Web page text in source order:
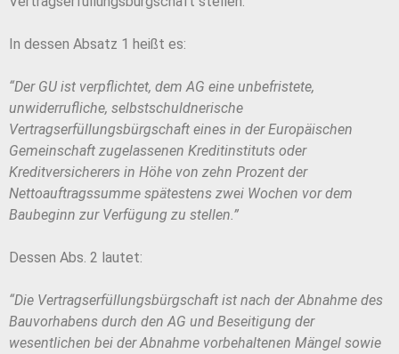
In dessen Absatz 1 heißt es:
“Der GU ist verpflichtet, dem AG eine unbefristete,
unwiderrufliche, selbstschuldnerische
Vertragserfüllungsbürgschaft eines in der Europäischen
Gemeinschaft zugelassenen Kreditinstituts oder
Kreditversicherers in Höhe von zehn Prozent der
Nettoauftragssumme spätestens zwei Wochen vor dem
Baubeginn zur Verfügung zu stellen.”
Dessen Abs. 2 lautet:
“Die Vertragserfüllungsbürgschaft ist nach der Abnahme des
Bauvorhabens durch den AG und Beseitigung der
wesentlichen bei der Abnahme vorbehaltenen Mängel sowie